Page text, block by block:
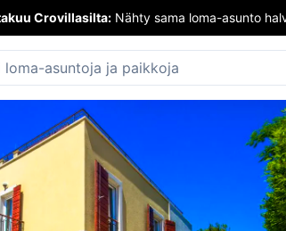
Crovillasilta: Nähty sama loma-asunto